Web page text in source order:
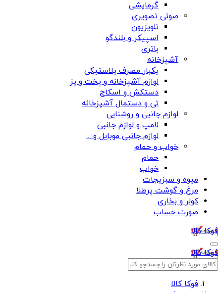
گرمایشی
صوتی تصویری
تلویزیون
اسپیکر و بلندگو
باتری
آشپزخانه
یکبار مصرف پلاستیکی
لوازم آشپزخانه و پخت و پز
دستکش و اسکاج
تی و دستمال آشپزخانه
لوازم جانبی و روشنایی
لامپ و لوازم جانبی
لوازم جانبی موبایل و ...
خواب و حمام
حمام
خواب
میوه و سبزیجات
مرغ و گوشت پرطلا
کولر و بخاری
صورت حساب
فوکا کالا
فوکا کالا
فوکا کالا